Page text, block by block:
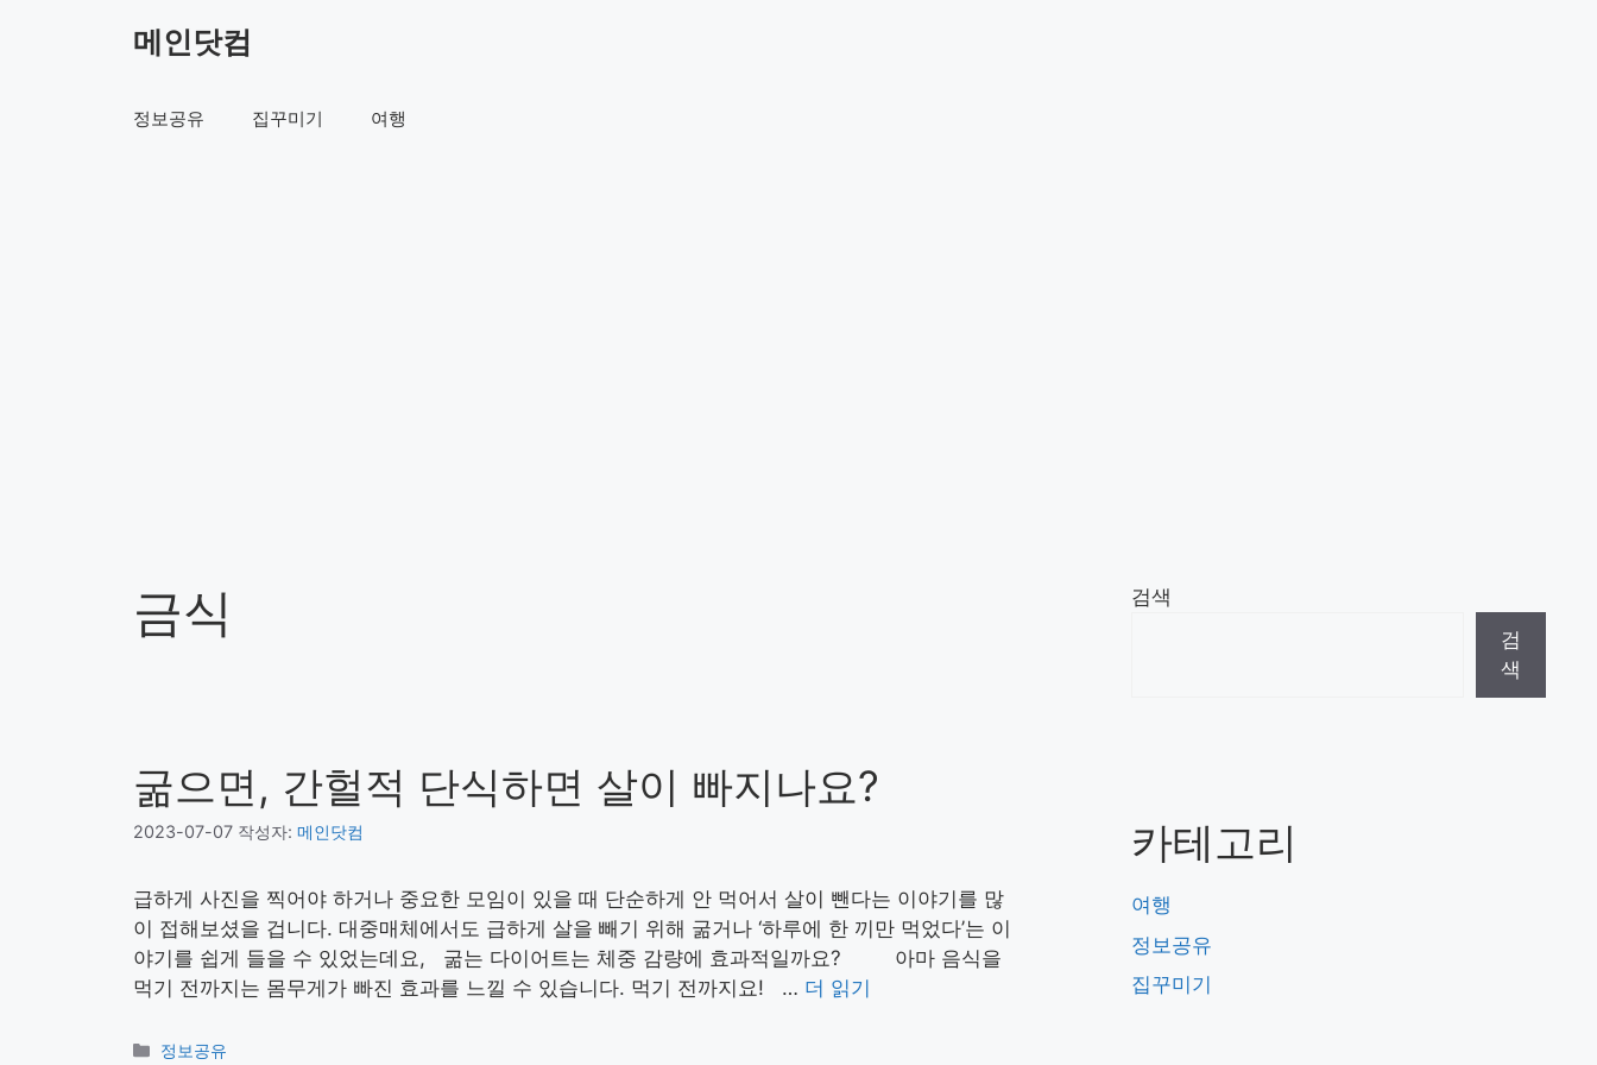
메인닷컴
정보공유 집꾸미기 여행
금식
굶으면, 간헐적 단식하면 살이 빠지나요?
2023-07-07 작성자: 메인닷컴
급하게 사진을 찍어야 하거나 중요한 모임이 있을 때 단순하게 안 먹어서 살이 뺀다는 이야기를 많
이 접해보셨을 겁니다. 대중매체에서도 급하게 살을 빼기 위해 굶거나 ‘하루에 한 끼만 먹었다’는 이
야기를 쉽게 들을 수 있었는데요, 굶는 다이어트는 체중 감량에 효과적일까요? 아마 음식을
먹기 전까지는 몸무게가 빠진 효과를 느낄 수 있습니다. 먹기 전까지요! … 더 읽기
카
정보공유
검색
검
색
카테고리
여행
정보공유
집꾸미기